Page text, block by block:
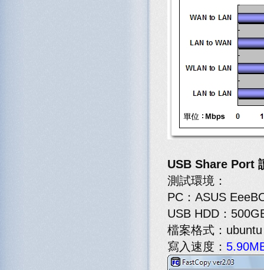
USB Share Port
測試環境：
PC：ASUS
USB HDD：
檔案格式：
寫入速度：